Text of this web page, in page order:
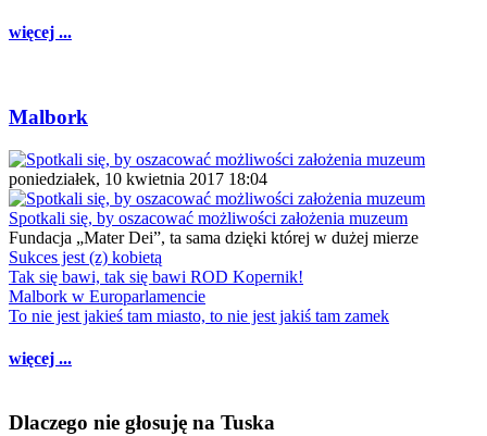
więcej ...
Malbork
poniedziałek, 10 kwietnia 2017 18:04
Spotkali się, by oszacować możliwości założenia muzeum
Fundacja „Mater Dei”, ta sama dzięki której w dużej mierze
Sukces jest (z) kobietą
Tak się bawi, tak się bawi ROD Kopernik!
Malbork w Europarlamencie
To nie jest jakieś tam miasto, to nie jest jakiś tam zamek
więcej ...
Dlaczego nie głosuję na Tuska